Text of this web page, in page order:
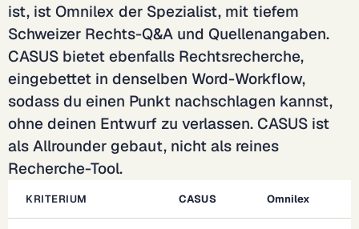
ist, ist Omnilex der Spezialist, mit tiefem
Schweizer Rechts-Q&A und Quellenangaben.
CASUS bietet ebenfalls Rechtsrecherche,
eingebettet in denselben Word-Workflow,
sodass du einen Punkt nachschlagen kannst,
ohne deinen Entwurf zu verlassen. CASUS ist
als Allrounder gebaut, nicht als reines
Recherche-Tool.
KRITERIUM CASUS Omnilex